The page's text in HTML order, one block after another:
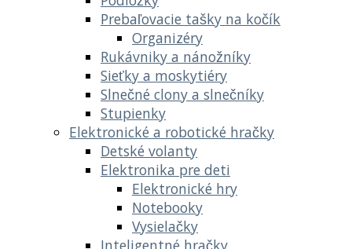
Prebaľovacie tašky na kočík
Organizéry
Rukávniky a nánožníky
Sieťky a moskytiéry
Slnečné clony a slnečníky
Stupienky
Elektronické a robotické hračky
Detské volanty
Elektronika pre deti
Elektronické hry
Notebooky
Vysielačky
Inteligentné hračky